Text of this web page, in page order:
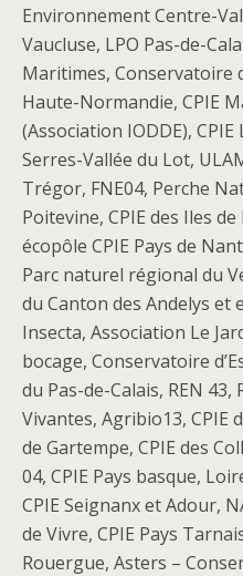
Environnement Centre-
Vaucluse, LPO Pas-de-
Maritimes, Conservatoire
Haute-Normandie, CPIE
(Association IODDE),
Serres-Vallée du Lot,
Trégor, FNE04, Perche
Poitevine, CPIE des Iles
écopôle CPIE Pays de
Parc naturel régional du
du Canton des Andelys et
Insecta, Association Le
bocage, Conservatoire
du Pas-de-Calais, REN
Vivantes, Agribio13, CPIE
de Gartempe, CPIE des
04, CPIE Pays basque,
CPIE Seignanx et Adour,
de Vivre, CPIE Pays
Rouergue, Asters –